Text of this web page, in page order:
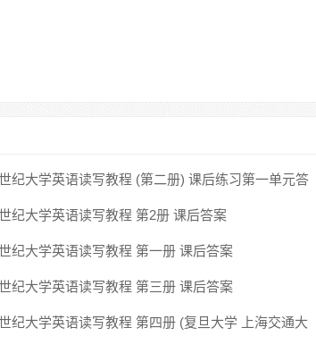
纪大学英语读写教程 (第二册) 课后练习第一单元答
上海交通大学 复旦大学)
纪大学英语读写教程 第2册 课后答案
纪大学英语读写教程 第一册 课后答案
纪大学英语读写教程 第三册 课后答案
纪大学英语读写教程 第四册 (复旦大学 上海交通大